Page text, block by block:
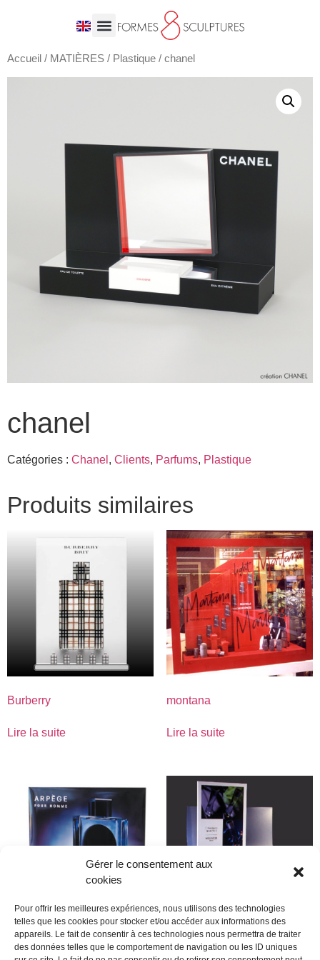
Gérer le consentement aux
cookies
Pour offrir les meilleures expériences, nous utilisons des technologies
telles que les cookies pour stocker et/ou accéder aux informations des
appareils. Le fait de consentir à ces technologies nous permettra de traiter
des données telles que le comportement de navigation ou les ID uniques
Accueil / MATIÈRES / Plastique / chanel
chanel
Catégories : Chanel , Clients, Parfums, Plastique
Produits similaires
Burberry
Lire la suite
montana
Lire la suite
Lanvin moulineux